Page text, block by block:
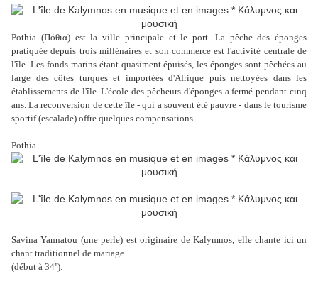
Pothia (Πόθια) est la ville principale et le port. La pêche des éponges
pratiquée depuis trois millénaires et son commerce est l'activité centrale de
l'île. Les fonds marins étant quasiment épuisés, les éponges sont pêchées au
large des côtes turques et importées d'Afrique puis nettoyées dans les
établissements de l'île. L'école des pêcheurs d'éponges a fermé pendant cinq
ans. La reconversion de cette île - qui a souvent été pauvre - dans le tourisme
sportif (escalade) offre quelques compensations.
Pothia...
Savina Yannatou (une perle) est originaire de Kalymnos, elle chante ici un
chant traditionnel de mariage
(début à 34''):